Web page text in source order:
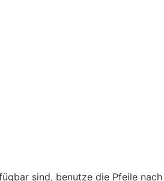
sind, benutze die Pfeile